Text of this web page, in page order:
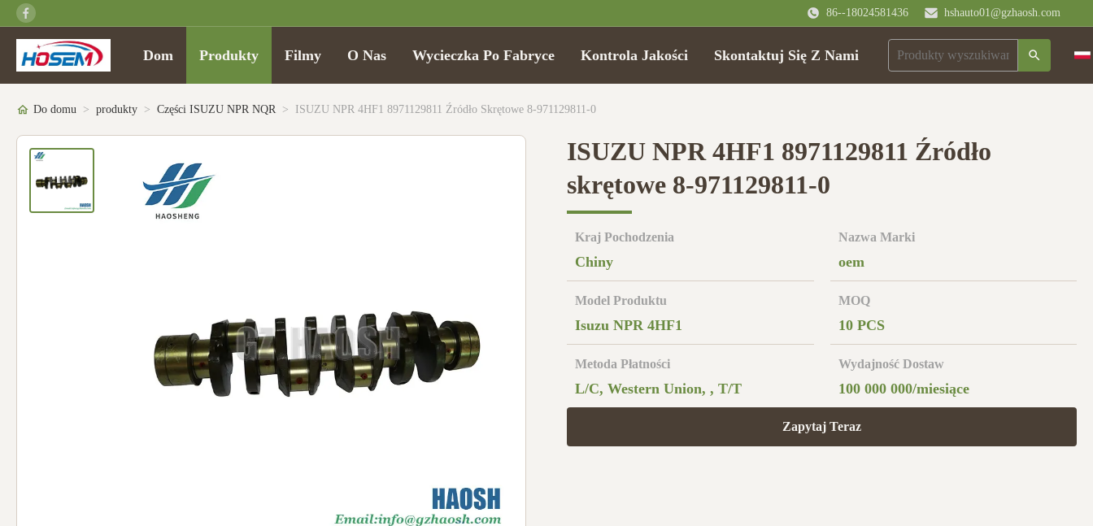
86--18024581436 hshauto01@gzhaosh.com
Dom Produkty Filmy O Nas Wycieczka Po Fabryce Kontrola Jakości Skontaktuj Się Z Nami
Do domu > produkty > Części ISUZU NPR NQR > ISUZU NPR 4HF1 8971129811 Źródło Skrętowe 8-971129811-0
ISUZU NPR 4HF1 8971129811 Źródło
skrętowe 8-971129811-0
Kraj Pochodzenia
Chiny
Nazwa Marki
oem
Model Produktu
Isuzu NPR 4HF1
MOQ
10 PCS
Metoda Płatności
L/C, Western Union, , T/T
Wydajność Dostaw
100 000 000/miesiące
Zapytaj Teraz